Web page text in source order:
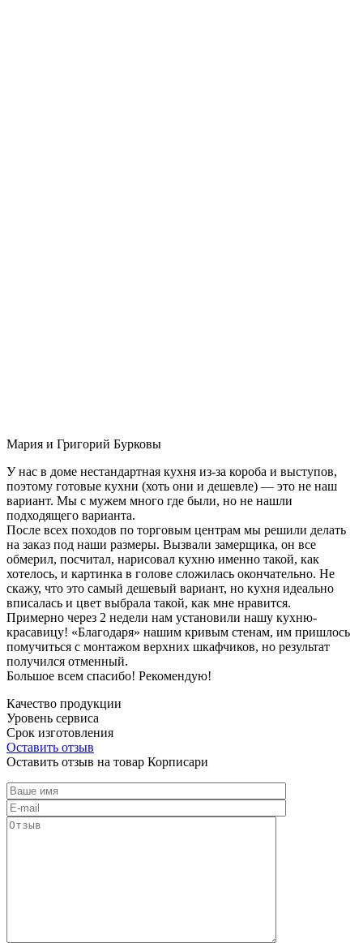
Мария и Григорий Бурковы
У нас в доме нестандартная кухня из-за короба и выступов,
поэтому готовые кухни (хоть они и дешевле) — это не наш
вариант. Мы с мужем много где были, но не нашли
подходящего варианта.
После всех походов по торговым центрам мы решили делать
на заказ под наши размеры. Вызвали замерщика, он все
обмерил, посчитал, нарисовал кухню именно такой, как
хотелось, и картинка в голове сложилась окончательно. Не
скажу, что это самый дешевый вариант, но кухня идеально
вписалась и цвет выбрала такой, как мне нравится.
Примерно через 2 недели нам установили нашу кухню-
красавицу! «Благодаря» нашим кривым стенам, им пришлось
помучиться с монтажом верхних шкафчиков, но результат
получился отменный.
Большое всем спасибо! Рекомендую!
Качество продукции
Уровень сервиса
Срок изготовления
Оставить отзыв
Оставить отзыв на товар Корписари